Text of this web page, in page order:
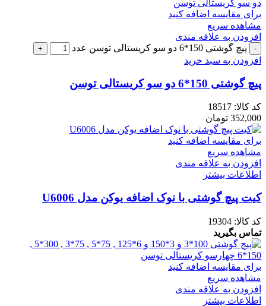
برای مقایسه اضافه کنید
مشاهده سریع
افزودن به علاقه مندی
پیچ گوشتی 150*6 دو سو کریستالی توسن عدد
افزودن به سبد خرید
پیچ گوشتی 150*6 دو سو کریستالی توسن
کد کالا: 18517
352,000 تومان
برای مقایسه اضافه کنید
مشاهده سریع
افزودن به علاقه مندی
اطلاعات بیشتر
کیت پیچ گوشتی با نوک اضافه یوکن مدل U6006
کد کالا: 19304
تماس بگیرید
برای مقایسه اضافه کنید
مشاهده سریع
افزودن به علاقه مندی
اطلاعات بیشتر